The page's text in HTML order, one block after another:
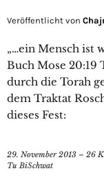
Veröffentlicht von
„…ein Mensch ist
Buch Mose 20:19
durch die Torah
dem Traktat
dieses Fest:
29. November 2013 – 26
Tu BiSchwat